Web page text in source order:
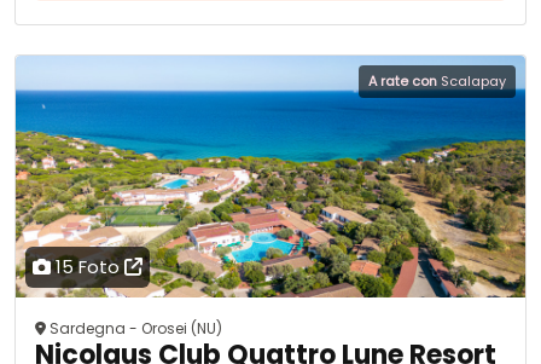
15 Foto
A rate con Scalapay
Sardegna - Orosei (NU)
Nicolaus Club Quattro Lune Resort